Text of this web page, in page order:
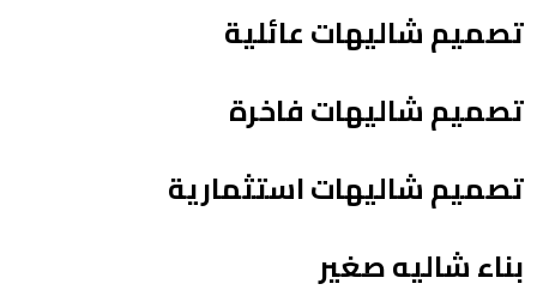
تصميم شاليهات عائلية
تصميم شاليهات فاخرة
تصميم شاليهات استثمارية
بناء شاليه صغير